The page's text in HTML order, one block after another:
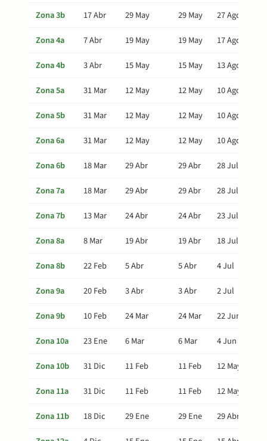
Zona 3b
17 Abr 29 May 29 May
27 Ago
Zona 4a
7 Abr 19 May 19 May
17 Ago
Zona 4b
3 Abr 15 May 15 May
13 Ago
Zona 5a
31 Mar 12 May 12 May
10 Ago
Zona 5b
31 Mar 12 May 12 May
10 Ago
Zona 6a
31 Mar 12 May 12 May
10 Ago
Zona 6b
18 Mar 29 Abr 29 Abr
28 Jul
Zona 7a
18 Mar 29 Abr 29 Abr
28 Jul
Zona 7b
13 Mar 24 Abr 24 Abr
23 Jul
Zona 8a
8 Mar 19 Abr 19 Abr
18 Jul
Zona 8b
22 Feb 5 Abr 5 Abr
4 Jul
Zona 9a
20 Feb 3 Abr 3 Abr
2 Jul
Zona 9b
10 Feb 24 Mar 24 Mar
22 Jun
Zona 10a
23 Ene 6 Mar 6 Mar
4 Jun
Zona 10b
31 Dic 11 Feb 11 Feb
12 May
Zona 11a
31 Dic 11 Feb 11 Feb
12 May
Zona 11b
18 Dic 29 Ene 29 Ene
29 Abr